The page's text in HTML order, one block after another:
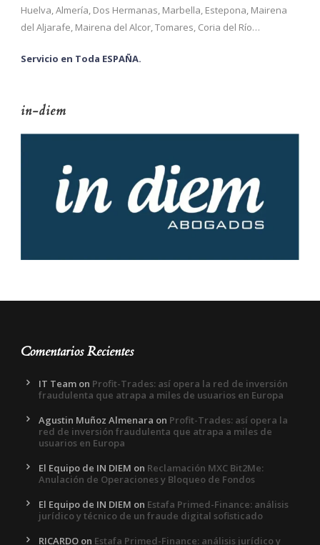
Huelva, Almería, Dos Hermanas, Marbella, Estepona, Mairena
del Aljarafe, Mairena del Alcor, Tomares, Coria del Río…
Servicio en Toda ESPAÑA.
in-diem
Comentarios Recientes
IT Team on Profit-Trades: así opera la red de inversión
fraudulenta que atrapa a miles de usuarios en Europa
Agustin Muñoz Almenara on Profit-Trades: así opera la
red de inversión fraudulenta que atrapa a miles de
usuarios en Europa
El Equipo de IN DIEM on Reclamación MXC Bit2Me:
Anulación de Operaciones y Bloqueo de Fondos
El Equipo de IN DIEM on Estafa Primed-Finance: análisis
jurídico y técnico de un fraude digital sofisticado
RICARDO on Estafa Primed-Finance: análisis jurídico y